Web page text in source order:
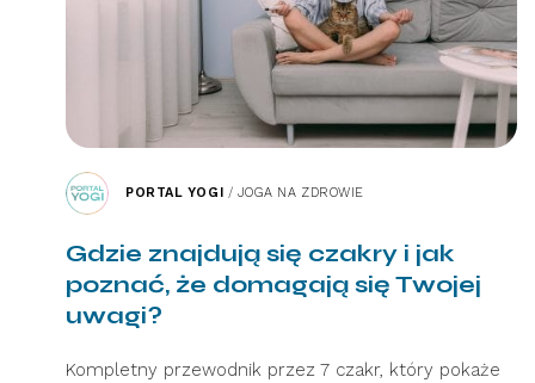
PORTAL YOGI / JOGA NA ZDROWIE
Gdzie znajdują się czakry i jak
poznać, że domagają się Twojej
uwagi?
Kompletny przewodnik przez 7 czakr, który pokaże